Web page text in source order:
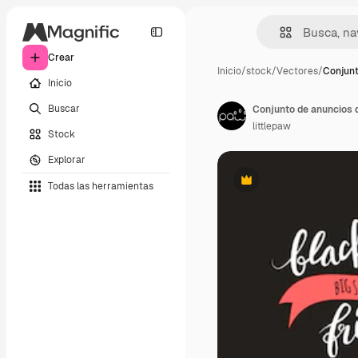
Crear
Inicio
Buscar
Stock
Explorar
Todas las herramientas
Inicio/stock/Vectores/
Premium
Conjunto de anuncios
littlepaw